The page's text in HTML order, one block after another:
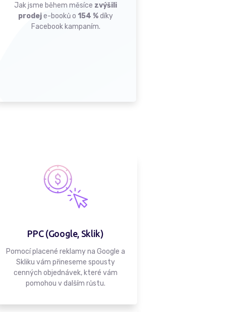
Jak jsme během měsíce zvýšili
prodeje-booků o 154 %díky
Facebook kampaním.
PPC (Google, Sklik)
Pomocí placené reklamy na Google a
Skliku vám přineseme spousty
cenných objednávek, které vám
pomohou v dalším růstu.